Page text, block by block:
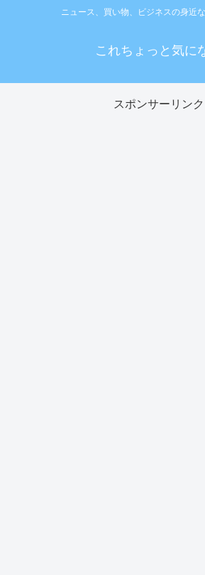
ニュース、買い物、ビジネスの身近
これちょっと気に
スポンサーリンク